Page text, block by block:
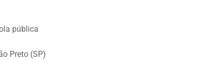
pública
Preto (SP)